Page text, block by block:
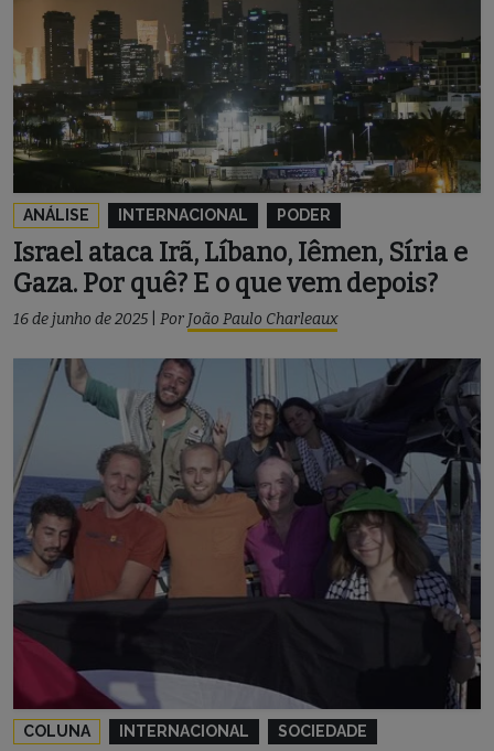
ANÁLISE INTERNACIONAL PODER
Israel ataca Irã, Líbano, Iêmen, Síria e
Gaza. Por quê? E o que vem depois?
16 de junho de 2025 Por João Paulo Charleaux
COLUNA INTERNACIONAL SOCIEDADE